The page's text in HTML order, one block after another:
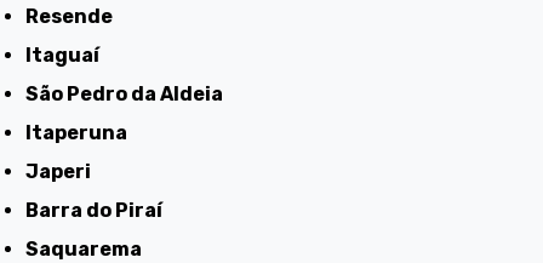
Resende
Itaguaí
São Pedro da Aldeia
Itaperuna
Japeri
Barra do Piraí
Saquarema